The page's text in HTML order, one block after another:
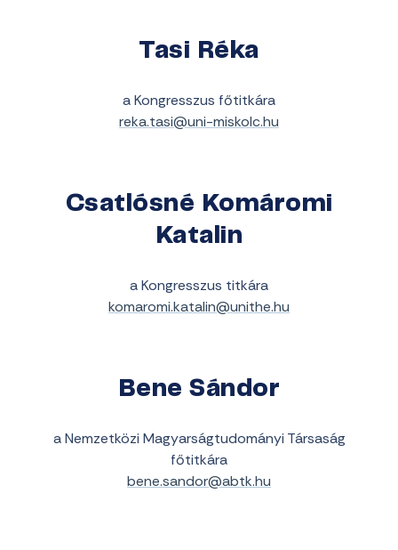
Tasi Réka
a Kongresszus főtitkára
reka.tasi@uni-miskolc.hu
Csatlósné Komáromi
Katalin
a Kongresszus titkára
komaromi.katalin@unithe.hu
Bene Sándor
a Nemzetközi Magyarságtudományi Társaság
főtitkára
bene.sandor@abtk.hu